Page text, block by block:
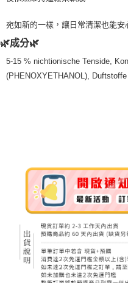
7-11取貨付款
每筆NT$80，滿NT$999(含以上
7-11純取貨 (先付款
付款後門市自取
宛如新的一樣，讓日常清潔也能安
🌿成分🌿
5-15 % nichtionische Tenside,
(PHENOXYETHANOL), Duftstoffe